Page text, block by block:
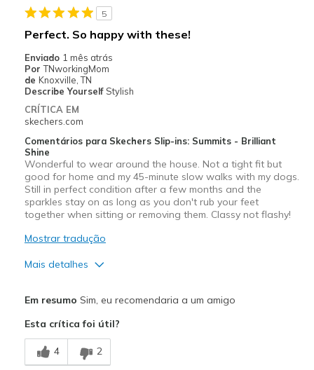
View On Shoes
Shoes are for Wearing
5
Perfect. So happy with these!
Enviado 1 mês atrás
Por TNworkingMom
de Knoxville, TN
Describe Yourself Stylish
CRÍTICA EM
skechers.com
Comentários para Skechers Slip-ins: Summits - Brilliant
Shine
Wonderful to wear around the house. Not a tight fit but
good for home and my 45-minute slow walks with my dogs.
Still in perfect condition after a few months and the
sparkles stay on as long as you don't rub your feet
together when sitting or removing them. Classy not flashy!
Mostrar tradução
Mais detalhes
Comfortable
Durable
Em resumo Sim, eu recomendaria a um amigo
Esta crítica foi útil?
4 2